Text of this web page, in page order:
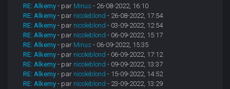
RE: Alkemy - par Minus - 26-08-2022, 16:10
RE: Alkemy - par nicoleblond - 26-08-2022, 17:54
RE: Alkemy - par nicoleblond - 03-09-2022, 12:54
RE: Alkemy - par nicoleblond - 06-09-2022, 15:17
RE: Alkemy - par Minus - 06-09-2022, 15:35
RE: Alkemy - par nicoleblond - 06-09-2022, 17:12
RE: Alkemy - par nicoleblond - 09-09-2022, 13:37
RE: Alkemy - par nicoleblond - 15-09-2022, 14:52
RE: Alkemy - par nicoleblond - 23-09-2022, 13:29